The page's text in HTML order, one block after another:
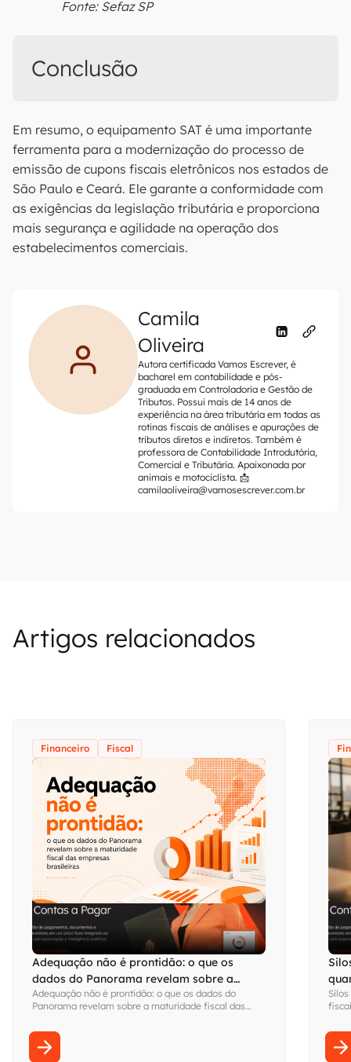
Fonte: Sefaz SP
Conclusão
Em resumo, o equipamento SAT é uma importante
ferramenta para a modernização do processo de
emissão de cupons fiscais eletrônicos nos estados de
São Paulo e Ceará. Ele garante a conformidade com
as exigências da legislação tributária e proporciona
mais segurança e agilidade na operação dos
estabelecimentos comerciais.
Camila
Oliveira
Autora certificada Vamos Escrever, é
bacharel em contabilidade e pós-
graduada em Controladoria e Gestão de
Tributos. Possui mais de 14 anos de
experiência na área tributária em todas as
rotinas fiscais de análises e apurações de
tributos diretos e indiretos. Também é
professora de Contabilidade Introdutória,
Comercial e Tributária. Apaixonada por
animais e motociclista. 📩
camilaoliveira@vamosescrever.com.br
Artigos relacionados
Financeiro Fiscal
Adequação não é prontidão: o que os
dados do Panorama revelam sobre a
maturidade fiscal das empresas brasileiras
Adequação não é prontidão: o que os dados do
Panorama revelam sobre a maturidade fiscal das
sem